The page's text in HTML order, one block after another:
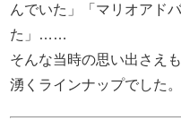
んでいた」「マリオアド
た」……
そんな当時の思い出さえ
湧くラインナップでした。